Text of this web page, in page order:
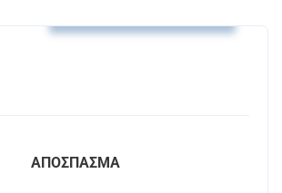
ΑΠΟΣΠΑΣΜΑ